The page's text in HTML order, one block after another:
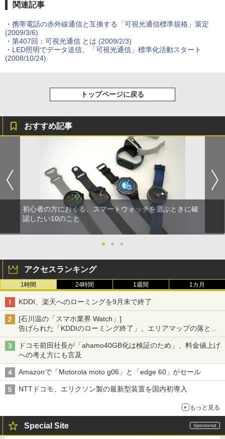
関連記事
・ 携帯電話の赤外線通信と互換する「可視光通信標準規格」策定
(2009/3/6)
・ 第407回：可視光通信 とは (2009/2/3)
・ LED照明でデータ送信、「可視光通信」標準化活動スタート
(2008/10/24)
トップページに戻る
おすすめ記事
初心者の方におくる、スマートウォッチを選ぶときに確
認したい10のこと
● ● ●
アクセスランキング
1時間 24時間 1週間 1カ月
KDDI、楽天へのローミングを9月末で終了
[石川温の「スマホ業界 Watch」]
告げられた「KDDIのローミング終了」、エリアマップの落とし
穴と楽天モバイルの課題
ドコモ前田社長が「ahamo40GB化は検証のため」、料金値上げ
への考え方にも言及
Amazonで「Motorola moto g06」と「edge 60」がセール
NTTドコモ、エリクソン製の最新型装置を国内初導入
もっと見る
Special Site